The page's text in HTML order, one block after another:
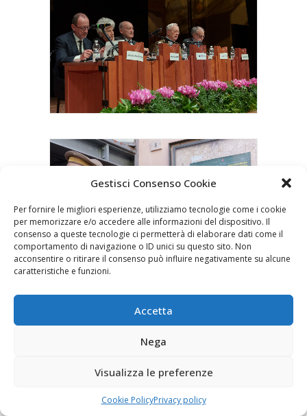
Gestisci Consenso Cookie
Per fornire le migliori esperienze, utilizziamo tecnologie come i cookie
per memorizzare e/o accedere alle informazioni del dispositivo. Il
consenso a queste tecnologie ci permetterà di elaborare dati come il
comportamento di navigazione o ID unici su questo sito. Non
acconsentire o ritirare il consenso può influire negativamente su alcune
caratteristiche e funzioni.
Accetta
Nega
Visualizza le preferenze
Cookie PolicyPrivacy policy